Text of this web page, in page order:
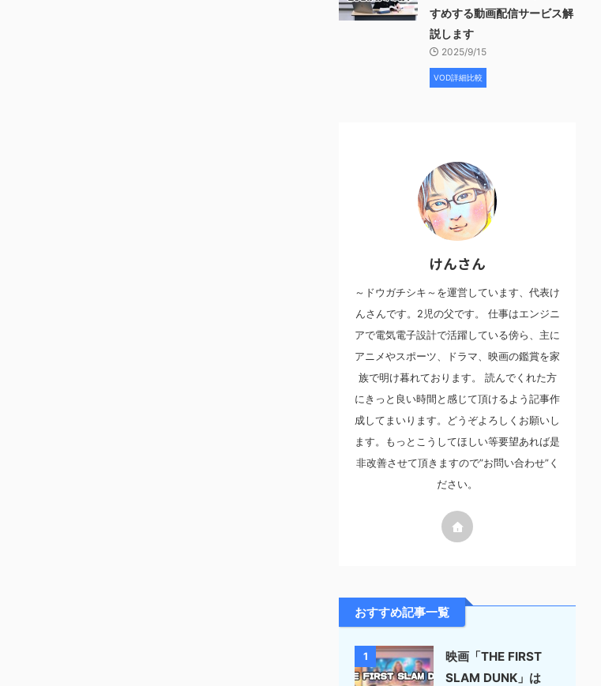
すめする動画配信サービス解
説します
2025/9/15
VOD詳細比較
けんさん
～ドウガチシキ～を運営しています、代表け
んさんです。2児の父です。 仕事はエンジニ
アで電気電子設計で活躍している傍ら、主に
アニメやスポーツ、ドラマ、映画の鑑賞を家
族で明け暮れております。 読んでくれた方
にきっと良い時間と感じて頂けるよう記事作
成してまいります。どうぞよろしくお願いし
ます。もっとこうしてほしい等要望あれば是
非改善させて頂きますので”お問い合わせ”く
ださい。
おすすめ記事一覧
1
映画「THE FIRST
SLAM DUNK」は